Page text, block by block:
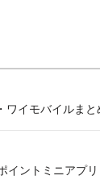
イモバイルまと
ントミニアプリ